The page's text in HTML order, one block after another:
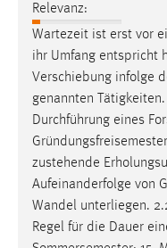
Relevanz:
Wartezeit ist erst vor
ihr Umfang entspricht
Verschiebung infolge
genannten
Durchführung eines
zustehende
Aufeinanderfolge von
Wandel unterliegen.
Regel für die Dauer